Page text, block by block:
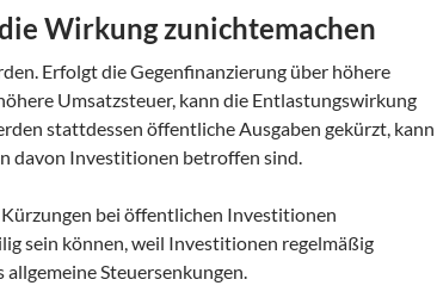
Wirkung zunichtemachen
Erfolgt die Gegenfinanzierung über höhere
Umsatzsteuer, kann die Entlastungswirkung
stattdessen öffentliche Ausgaben gekürzt, kann
davon Investitionen betroffen sind.
bei öffentlichen Investitionen
sein können, weil Investitionen regelmäßig
Steuersenkungen.